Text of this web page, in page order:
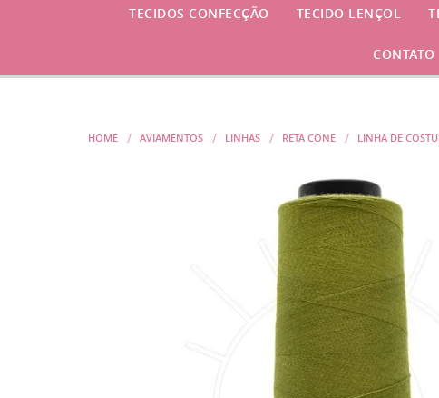
TECIDOS CONFECÇÃO TECIDO LENÇOL
CONTATO
HOME AVIAMENTOS LINHAS RETA CONE LINHA DE